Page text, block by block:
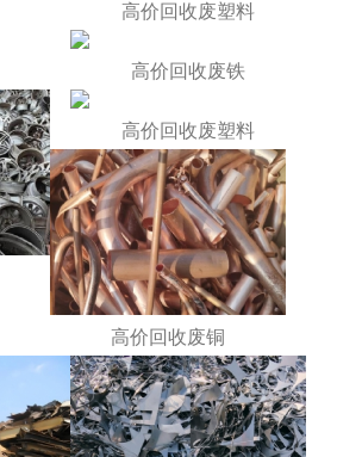
高价回收废塑料
高价回收废铁
高价回收废塑料
高价回收废铜